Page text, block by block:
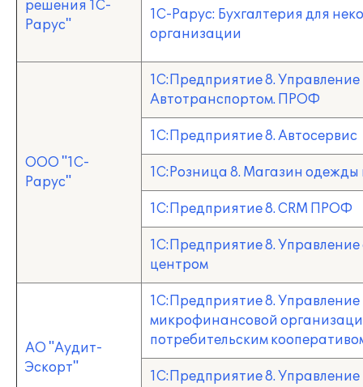
решения 1С-
Рарус"
1С-Рарус: Бухгалтерия для
организации
ООО "1С-
Рарус"
1С:Предприятие 8. Управление
Автотранспортом. ПРОФ
1С:Предприятие 8. Автосервис
1С:Розница 8. Магазин одежды
1С:Предприятие 8. CRM ПРОФ
1С:Предприятие 8.
центром
АО "Аудит-
Эскорт"
1С:Предприятие 8. Управление
микрофинансовой
потребительским
1С:Предприятие 8. Управление